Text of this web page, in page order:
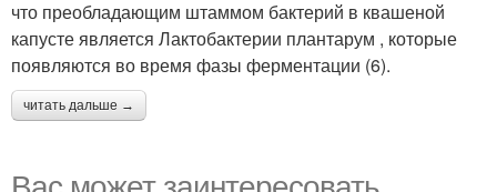
что преобладающим штаммом бактерий в квашеной
капусте является Лактобактерии плантарум , которые
появляются во время фазы ферментации (6).
читать дальше →